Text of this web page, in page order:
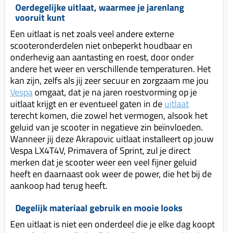
Koppeling compleet
Koppeling trekveer
Ketting / tandwiel
Koeling (delen)
Overbrenging
Oerdegelijke uitlaat, waarmee je jarenlang
vooruit kunt
Een uitlaat is net zoals veel andere externe
scooteronderdelen niet onbeperkt houdbaar en
onderhevig aan aantasting en roest, door onder
andere het weer en verschillende temperaturen. Het
kan zijn, zelfs als jij zeer secuur en zorgzaam me jou
Vespaomgaat, dat je na jaren roestvorming op je
uitlaat krijgt en er eventueel gaten in deuitlaat
terecht komen, die zowel het vermogen, alsook het
geluid van je scooter in negatieve zin beïnvloeden.
Wanneer jij deze Akrapovic uitlaat installeert op jouw
Vespa LX4T4V, Primavera of Sprint, zul je direct
merken dat je scooter weer een veel fijner geluid
heeft en daarnaast ook weer de power, die het bij de
aankoop had terug heeft.
Degelijk materiaal gebruik en mooie looks
Een uitlaat is niet een onderdeel die je elke dag koopt